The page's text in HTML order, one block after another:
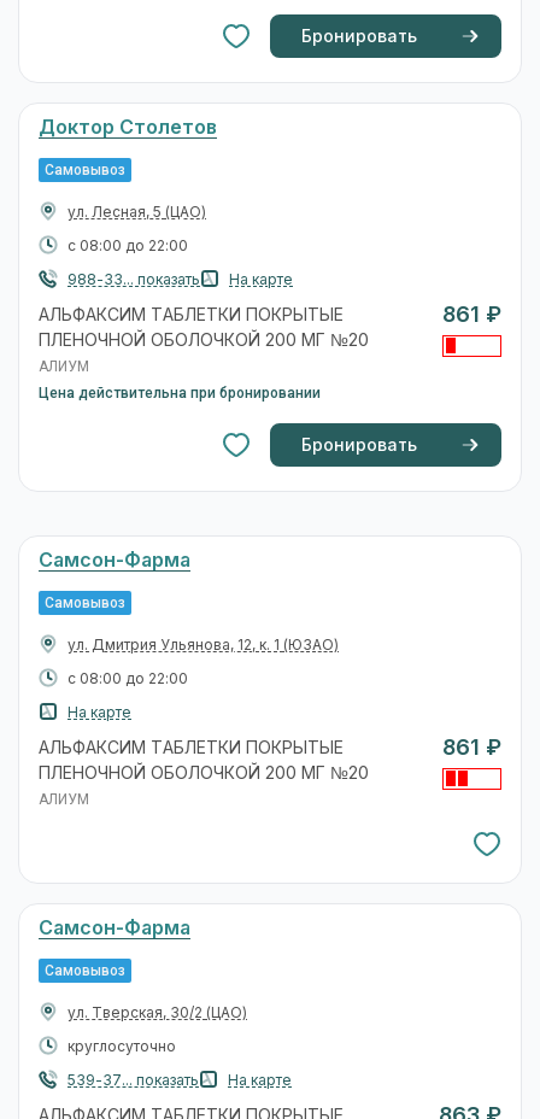
Бронировать
Доктор Столетов
Самовывоз
ул. Лесная, 5 (ЦАО)
с 08:00 до 22:00
988-33... показать
На карте
АЛЬФАКСИМ ТАБЛЕТКИ ПОКРЫТЫЕ
ПЛЕНОЧНОЙ ОБОЛОЧКОЙ 200 МГ №20
АЛИУМ
Цена действительна при бронировании
861 ₽
Бронировать
Самсон-Фарма
Самовывоз
ул. Дмитрия Ульянова, 12, к. 1 (ЮЗАО)
с 08:00 до 22:00
На карте
АЛЬФАКСИМ ТАБЛЕТКИ ПОКРЫТЫЕ
ПЛЕНОЧНОЙ ОБОЛОЧКОЙ 200 МГ №20
АЛИУМ
861 ₽
Самсон-Фарма
Самовывоз
ул. Тверская, 30/2 (ЦАО)
круглосуточно
539-37... показать
На карте